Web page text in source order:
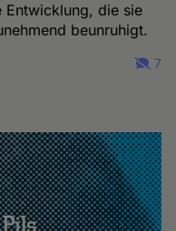
Entwicklung, die sie
beunruhigt.
7